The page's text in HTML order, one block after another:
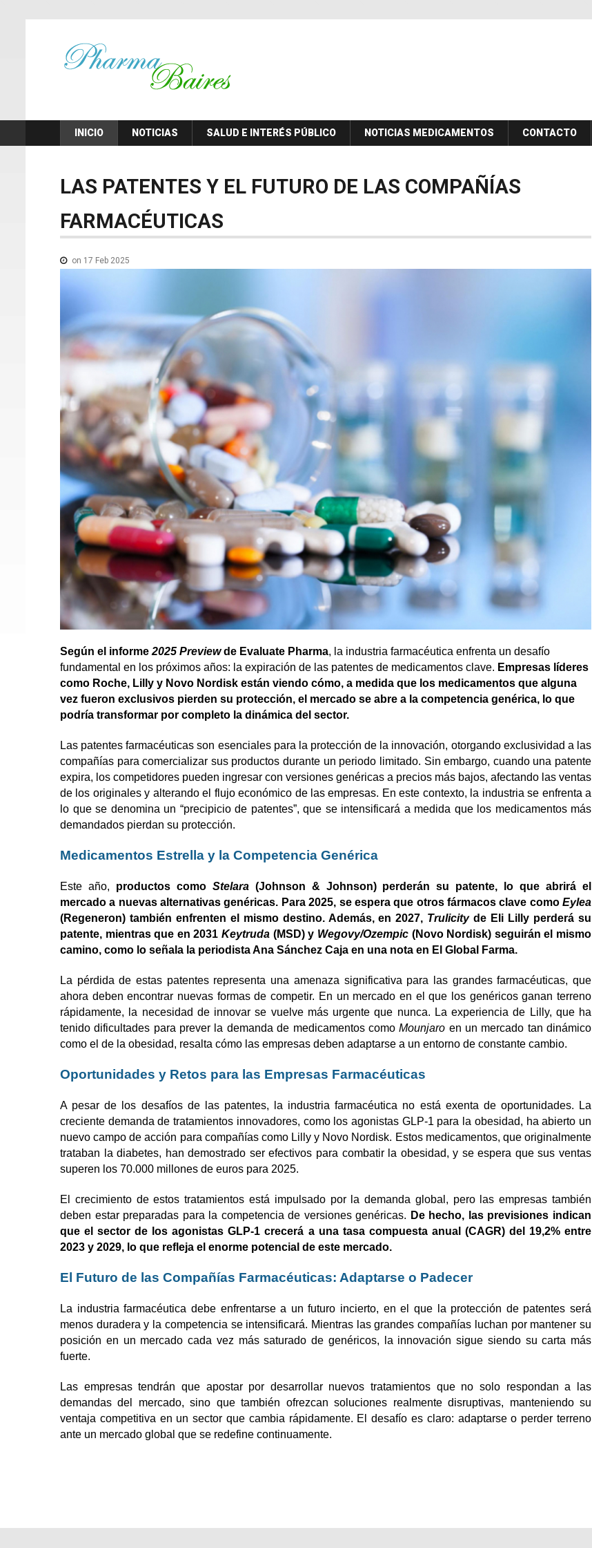
INICIO NOTICIAS SALUD E INTERÉS PÚBLICO NOTICIAS MEDICAMENTOS CONTACTO
LAS PATENTES Y EL FUTURO DE LAS COMPAÑÍAS
FARMACÉUTICAS
on 17 Feb 2025
Según el informe 2025 Previewde Evaluate Pharma, la industria farmacéutica enfrenta un desafío
fundamental en los próximos años: la expiración de las patentes de medicamentos clave. Empresas líderes
como Roche, Lilly y Novo Nordisk están viendo cómo, a medida que los medicamentos que alguna
vez fueron exclusivos pierden su protección, el mercado se abre a la competencia genérica, lo que
podría transformar por completo la dinámica del sector.
Las patentes farmacéuticas son esenciales para la protección de la innovación, otorgando exclusividad a las
compañías para comercializar sus productos durante un periodo limitado. Sin embargo, cuando una patente
expira, los competidores pueden ingresar con versiones genéricas a precios más bajos, afectando las ventas
de los originales y alterando el flujo económico de las empresas. En este contexto, la industria se enfrenta a
lo que se denomina un “precipicio de patentes”, que se intensificará a medida que los medicamentos más
demandados pierdan su protección.
Medicamentos Estrella y la Competencia Genérica
Este año, productos como Stelara(Johnson & Johnson) perderán su patente, lo que abrirá el
mercado a nuevas alternativas genéricas. Para 2025, se espera que otros fármacos clave como Eylea
(Regeneron) también enfrenten el mismo destino. Además, en 2027, Trulicityde Eli Lilly perderá su
patente, mientras que en 2031Keytruda (MSD) y Wegovy/Ozempic(Novo Nordisk) seguirán el mismo
camino, como lo señala la periodista Ana Sánchez Caja en una nota en El Global Farma.
La pérdida de estas patentes representa una amenaza significativa para las grandes farmacéuticas, que
ahora deben encontrar nuevas formas de competir. En un mercado en el que los genéricos ganan terreno
rápidamente, la necesidad de innovar se vuelve más urgente que nunca. La experiencia de Lilly, que ha
tenido dificultades para prever la demanda de medicamentos comoMounjaro en un mercado tan dinámico
como el de la obesidad, resalta cómo las empresas deben adaptarse a un entorno de constante cambio.
Oportunidades y Retos para las Empresas Farmacéuticas
A pesar de los desafíos de las patentes, la industria farmacéutica no está exenta de oportunidades. La
creciente demanda de tratamientos innovadores, como los agonistas GLP-1 para la obesidad, ha abierto un
nuevo campo de acción para compañías como Lilly y Novo Nordisk. Estos medicamentos, que originalmente
trataban la diabetes, han demostrado ser efectivos para combatir la obesidad, y se espera que sus ventas
superen los 70.000 millones de euros para 2025.
El crecimiento de estos tratamientos está impulsado por la demanda global, pero las empresas también
deben estar preparadas para la competencia de versiones genéricas. De hecho, las previsiones indican
que el sector de los agonistas GLP-1 crecerá a una tasa compuesta anual (CAGR) del 19,2% entre
2023 y 2029, lo que refleja el enorme potencial de este mercado.
El Futuro de las Compañías Farmacéuticas: Adaptarse o Padecer
La industria farmacéutica debe enfrentarse a un futuro incierto, en el que la protección de patentes será
menos duradera y la competencia se intensificará. Mientras las grandes compañías luchan por mantener su
posición en un mercado cada vez más saturado de genéricos, la innovación sigue siendo su carta más
fuerte.
Las empresas tendrán que apostar por desarrollar nuevos tratamientos que no solo respondan a las
demandas del mercado, sino que también ofrezcan soluciones realmente disruptivas, manteniendo su
ventaja competitiva en un sector que cambia rápidamente. El desafío es claro: adaptarse o perder terreno
ante un mercado global que se redefine continuamente.